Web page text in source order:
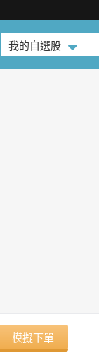
我的自選股
模擬下單